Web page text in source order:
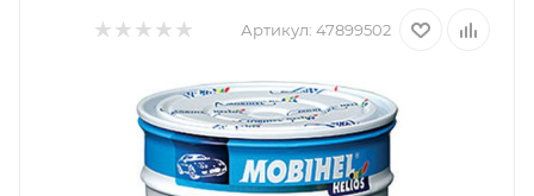
Артикул: 47899502